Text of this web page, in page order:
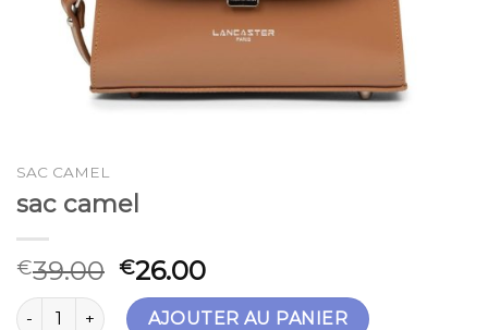
SAC CAMEL
sac camel
€39.00 €26.00
quantité de sac camelAJOUTER AU PANIER